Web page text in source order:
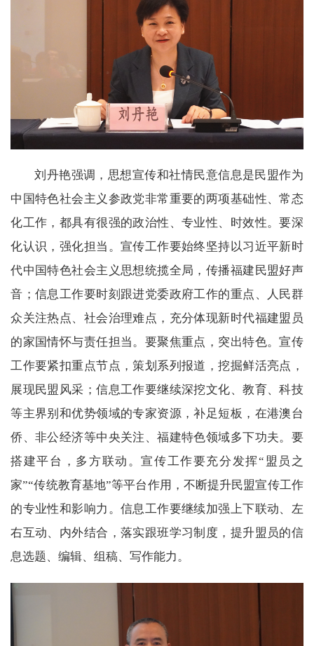
刘丹艳强调，思想宣传和社情民意信息是民盟作为
中国特色社会主义参政党非常重要的两项基础性、常态
化工作，都具有很强的政治性、专业性、时效性。要深
化认识，强化担当。宣传工作要始终坚持以习近平新时
代中国特色社会主义思想统揽全局，传播福建民盟好声
音；信息工作要时刻跟进党委政府工作的重点、人民群
众关注热点、社会治理难点，充分体现新时代福建盟员
的家国情怀与责任担当。要聚焦重点，突出特色。宣传
工作要紧扣重点节点，策划系列报道，挖掘鲜活亮点，
展现民盟风采；信息工作要继续深挖文化、教育、科技
等主界别和优势领域的专家资源，补足短板，在港澳台
侨、非公经济等中央关注、福建特色领域多下功夫。要
搭建平台，多方联动。宣传工作要充分发挥“盟员之
家”“传统教育基地”等平台作用，不断提升民盟宣传工作
的专业性和影响力。信息工作要继续加强上下联动、左
右互动、内外结合，落实跟班学习制度，提升盟员的信
息选题、编辑、组稿、写作能力。